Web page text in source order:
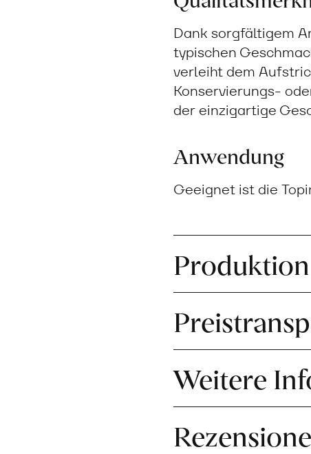
Dank sorgfältigem
typischen
verleiht dem
Konservierungs-
der einzigartige
Anwendung
Geeignet ist die
Weitere